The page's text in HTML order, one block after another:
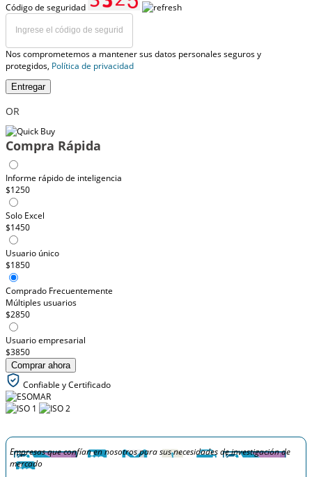
Código de seguridad
Nos comprometemos a mantener sus datos personales seguros y
protegidos, Política de privacidad
Entregar
OR
Compra Rápida
Informe rápido de inteligencia
$1250
Solo Excel
$1450
Usuario único
$1850
Comprado Frecuentemente
Múltiples usuarios
$2850
Usuario empresarial
$3850
Comprar ahora
Confiable y Certificado
Empresas que confían en nosotros para sus necesidades de investigación de
mercado